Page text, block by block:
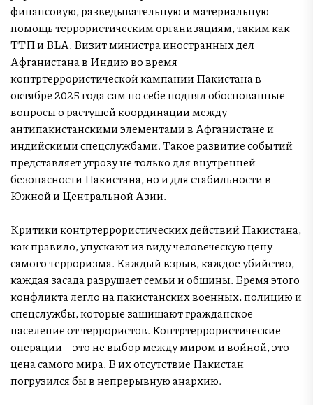
финансовую, разведывательную и материальную
помощь террористическим организациям, таким как
ТТП и BLA. Визит министра иностранных дел
Афганистана в Индию во время
контртеррористической кампании Пакистана в
октябре 2025 года сам по себе поднял обоснованные
вопросы о растущей координации между
антипакистанскими элементами в Афганистане и
индийскими спецслужбами. Такое развитие событий
представляет угрозу не только для внутренней
безопасности Пакистана, но и для стабильности в
Южной и Центральной Азии.
Критики контртеррористических действий Пакистана,
как правило, упускают из виду человеческую цену
самого терроризма. Каждый взрыв, каждое убийство,
каждая засада разрушает семьи и общины. Бремя этого
конфликта легло на пакистанских военных, полицию и
спецслужбы, которые защищают гражданское
население от террористов. Контртеррористические
операции – это не выбор между миром и войной, это
цена самого мира. В их отсутствие Пакистан
погрузился бы в непрерывную анархию.